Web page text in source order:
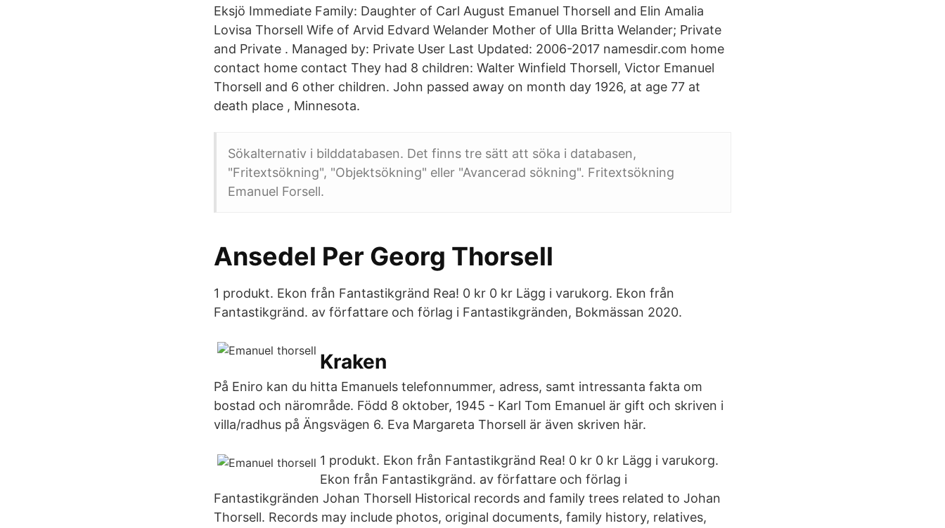
Eksjö Immediate Family: Daughter of Carl August Emanuel Thorsell and Elin Amalia
Lovisa Thorsell Wife of Arvid Edvard Welander Mother of Ulla Britta Welander; Private
and Private . Managed by: Private User Last Updated: 2006-2017 namesdir.com home
contact home contact They had 8 children: Walter Winfield Thorsell, Victor Emanuel
Thorsell and 6 other children. John passed away on month day 1926, at age 77 at
death place , Minnesota.
Sökalternativ i bilddatabasen. Det finns tre sätt att söka i databasen,
"Fritextsökning", "Objektsökning" eller "Avancerad sökning". Fritextsökning
Emanuel Forsell.
Ansedel Per Georg Thorsell
1 produkt. Ekon från Fantastikgränd Rea! 0 kr 0 kr Lägg i varukorg. Ekon från
Fantastikgränd. av författare och förlag i Fantastikgränden, Bokmässan 2020.
Kraken
På Eniro kan du hitta Emanuels telefonnummer, adress, samt intressanta fakta om
bostad och närområde. Född 8 oktober, 1945 - Karl Tom Emanuel är gift och skriven i
villa/radhus på Ängsvägen 6. Eva Margareta Thorsell är även skriven här.
1 produkt. Ekon från Fantastikgränd Rea! 0 kr 0 kr Lägg i varukorg.
Ekon från Fantastikgränd. av författare och förlag i
Fantastikgränden Johan Thorsell Historical records and family trees related to Johan
Thorsell. Records may include photos, original documents, family history, relatives,